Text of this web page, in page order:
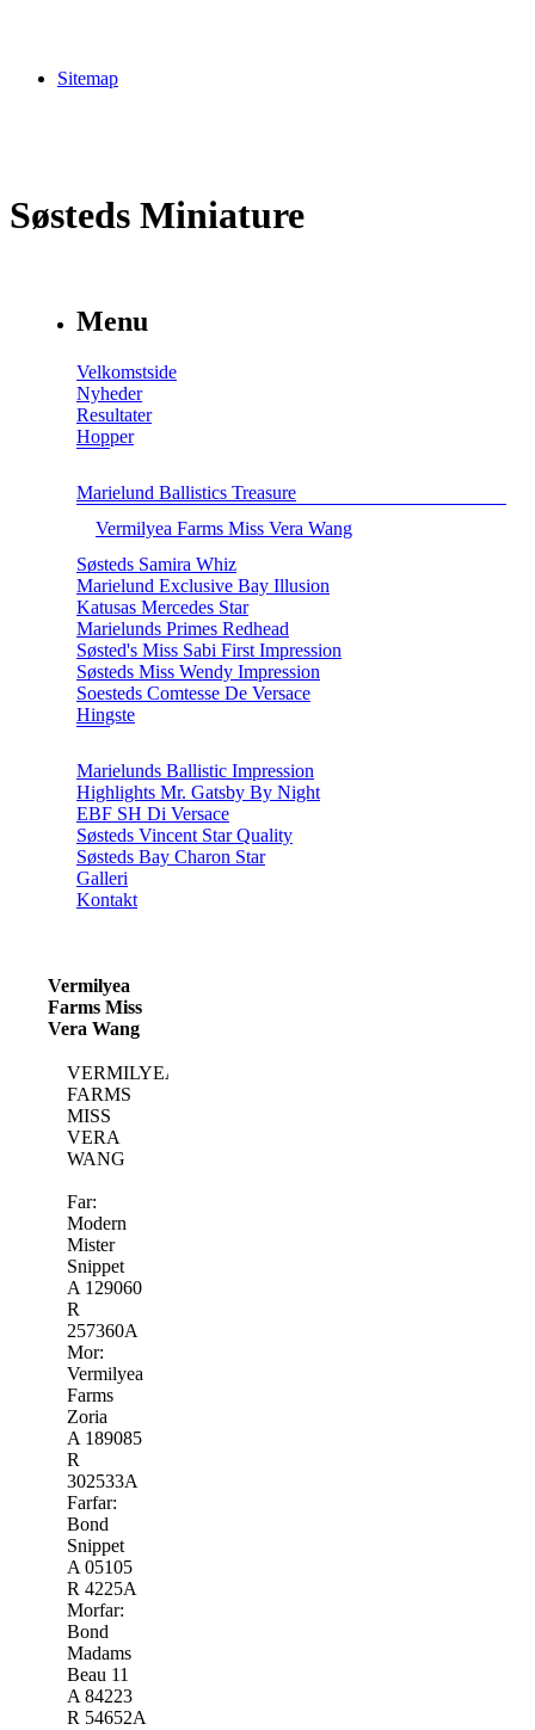
Sitemap
Søsteds Miniature
Menu
Velkomstside
Nyheder
Resultater
Hopper
Marielund Ballistics Treasure
Vermilyea Farms Miss Vera Wang
Søsteds Samira Whiz
Marielund Exclusive Bay Illusion
Katusas Mercedes Star
Marielunds Primes Redhead
Søsted's Miss Sabi First Impression
Søsteds Miss Wendy Impression
Soesteds Comtesse De Versace
Hingste
Marielunds Ballistic Impression
Highlights Mr. Gatsby By Night
EBF SH Di Versace
Søsteds Vincent Star Quality
Søsteds Bay Charon Star
Galleri
Kontakt
Vermilyea
Farms Miss
Vera Wang
VERMILYEA
FARMS
MISS
VERA
WANG
Far:
Modern
Mister
Snippet
A 129060
R
257360A
Mor:
Vermilyea
Farms
Zoria
A 189085
R
302533A
Farfar:
Bond
Snippet
A 05105
R 4225A
Morfar:
Bond
Madams
Beau 11
A 84223
R 54652A